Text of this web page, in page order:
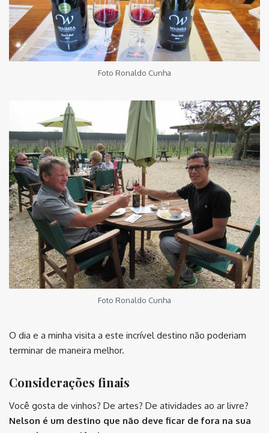
Foto Ronaldo Cunha
Foto Ronaldo Cunha
O dia e a minha visita a este incrível destino não poderiam
terminar de maneira melhor.
Considerações finais
Você gosta de vinhos? De artes? De atividades ao ar livre?
Nelson é um destino que não deve ficar de fora na sua